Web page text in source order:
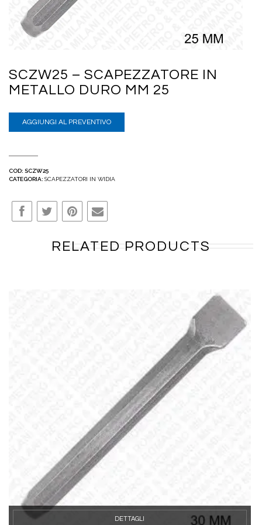
SCZW25 – SCAPEZZATORE IN
METALLO DURO MM 25
AGGIUNGI AL PREVENTIVO
COD: SCZW25
CATEGORIA: SCAPEZZATORI IN WIDIA
RELATED PRODUCTS
DETTAGLI